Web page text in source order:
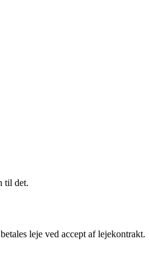
til det.
leje ved accept af lejekontrakt.